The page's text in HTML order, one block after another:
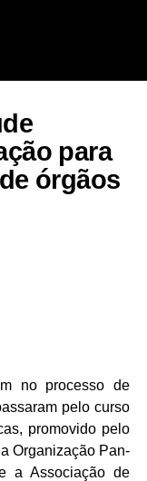
para
órgãos
no processo de
pelo curso
promovido pelo
Organização Pan-
a Associação de